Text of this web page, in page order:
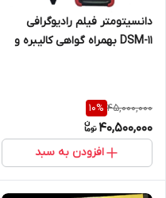
دانسیتومتر فیلم رادیوگرافی
DSM-11 بهمراه گواهی کالیبره و
45,000,000
10%
40,500,000
افزودن به سبد